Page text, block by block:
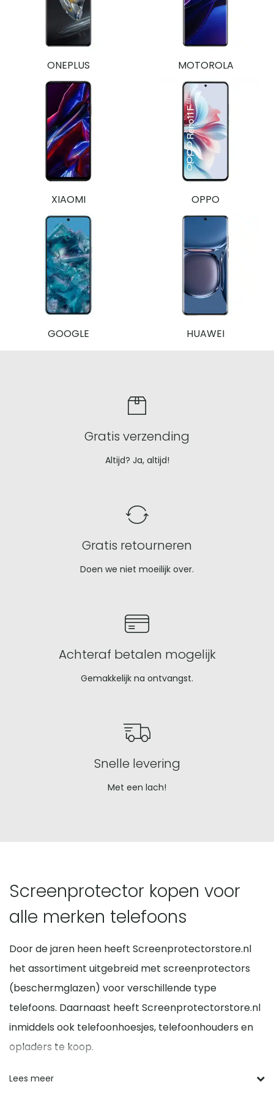
ONEPLUS MOTOROLA
XIAOMI OPPO
GOOGLE HUAWEI
verkoopvoorstel
Gratis verzending
Altijd? Ja, altijd!
Gratis retourneren
Doen we niet moeilijk over.
Achteraf betalen mogelijk
Gemakkelijk na ontvangst.
Snelle levering
Met een lach!
Screenprotector kopen voor
alle merken telefoons
Door de jaren heen heeft Screenprotectorstore.nl
het assortiment uitgebreid met screenprotectors
(beschermglazen) voor verschillende type
telefoons. Daarnaast heeft Screenprotectorstore.nl
inmiddels ook telefoonhoesjes, telefoonhouders en
opladers te koop.
Voordelen screen protector
Lees meer